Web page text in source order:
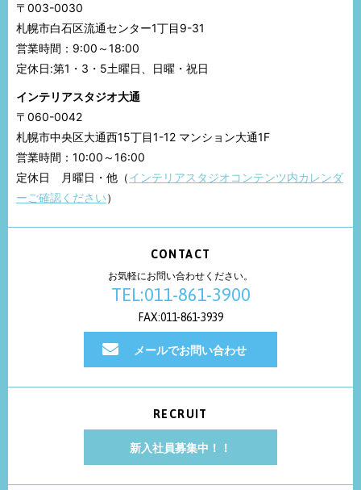
〒003-0030
札幌市白石区流通センター1丁目9-31
営業時間：9:00～18:00
定休日:第1・3・5土曜日、日曜・祝日
インテリアスタジオ大通
〒060-0042
札幌市中央区大通西15丁目1-12 マンション大通1F
営業時間：10:00～16:00
定休日 月曜日・他（インテリアスタジオコンテンツ内カレンダ
ーご確認ください）
CONTACT
お気軽にお問い合わせください。
TEL:011-861-3900
FAX:011-861-3939
メールでお問い合わせ
RECRUIT
新入社員募集中！！